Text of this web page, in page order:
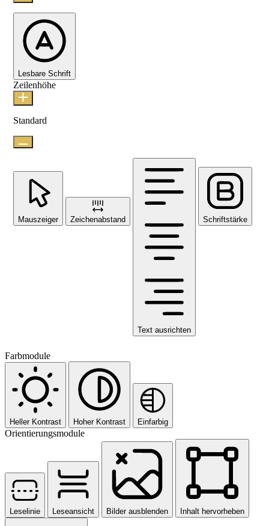
Lesbare Schrift
Zeilenhöhe
Standard
Mauszeiger Zeichenabstand
Text ausrichten
Schriftstärke
Farbmodule
Heller Kontrast Hoher Kontrast Einfarbig
Orientierungsmodule
Leselinie Leseansicht Bilder ausblenden Inhalt hervorheben